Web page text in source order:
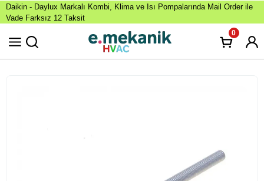
Daikin - Daylux Markalı Kombi, Klima ve Isı Pompalarında Mail Order ile
Vade Farksız 12 Taksit
0